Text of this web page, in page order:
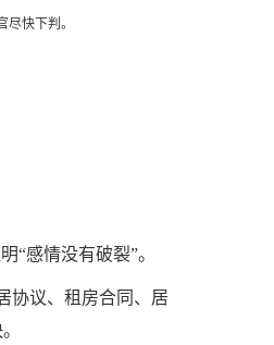
快下判。
“感情没有破裂”。
协议、租房合同、居